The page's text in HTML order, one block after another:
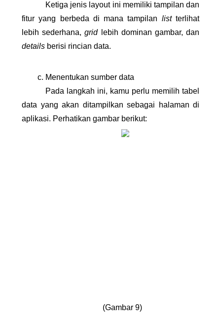
Ketiga jenis layout ini memiliki tampilan dan
fitur yang berbeda di mana tampilan list terlihat
lebih sederhana, grid
details berisi rincian data.
Menentukan sumber data
Pada langkah ini, kamu perlu memilih tabel
data yang akan ditampilkan sebagai halaman di
aplikasi. Perhatikan gambar berikut:
(Gambar 9)